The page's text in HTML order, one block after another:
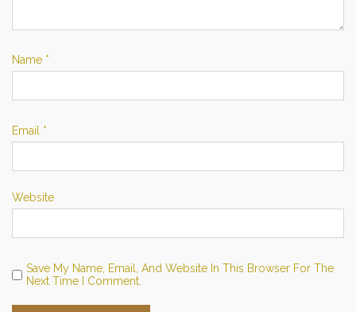
Name *
Email *
Website
Save My Name, Email, And Website In This Browser For The
Next Time I Comment.